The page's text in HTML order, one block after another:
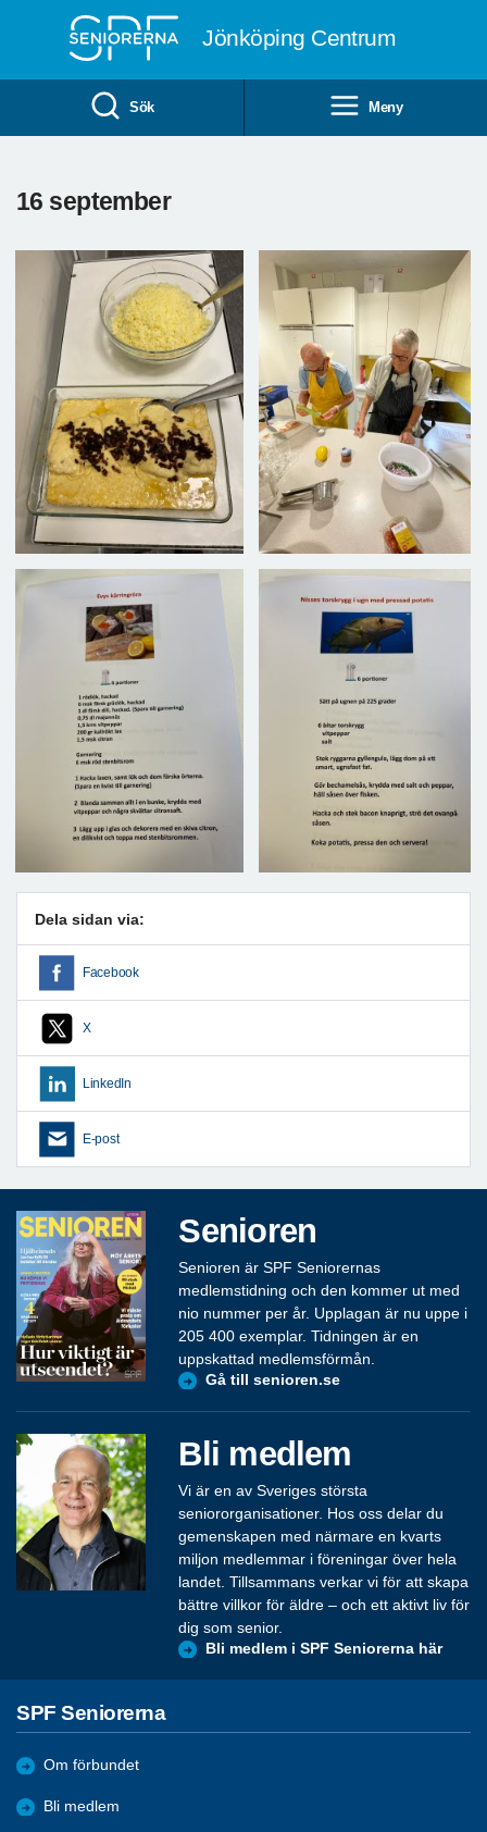
Jönköping Centrum
Sök Meny
16 september
Dela sidan via:
Facebook
X
LinkedIn
E-post
Senioren
Senioren är SPF Seniorernas
medlemstidning och den kommer ut med
nio nummer per år. Upplagan är nu uppe i
205 400 exemplar. Tidningen är en
uppskattad medlemsförmån.
Gå till senioren.se
Bli medlem
Vi är en av Sveriges största
seniororganisationer. Hos oss delar du
gemenskapen med närmare en kvarts
miljon medlemmar i föreningar över hela
landet. Tillsammans verkar vi för att skapa
bättre villkor för äldre – och ett aktivt liv för
dig som senior.
Bli medlem i SPF Seniorerna här
SPF Seniorerna
Om förbundet
Bli medlem